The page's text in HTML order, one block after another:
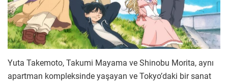
Yuta Takemoto, Takumi Mayama ve Shinobu Morita, aynı
apartman kompleksinde yaşayan ve Tokyo’daki bir sanat